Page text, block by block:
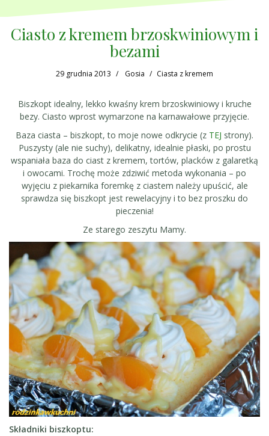
Ciasto z kremem brzoskwiniowym i
bezami
29 grudnia 2013 Gosia Ciasta z kremem
Biszkopt idealny, lekko kwaśny krem brzoskwiniowy i kruche
bezy. Ciasto wprost wymarzone na karnawałowe przyjęcie.
Baza ciasta – biszkopt, to moje nowe odkrycie (z TEJ strony).
Puszysty (ale nie suchy), delikatny, idealnie płaski, po prostu
wspaniała baza do ciast z kremem, tortów, placków z galaretką
i owocami. Trochę może zdziwić metoda wykonania – po
wyjęciu z piekarnika foremkę z ciastem należy upuścić, ale
sprawdza się biszkopt jest rewelacyjny i to bez proszku do
pieczenia!
Ze starego zeszytu Mamy.
Składniki biszkoptu: